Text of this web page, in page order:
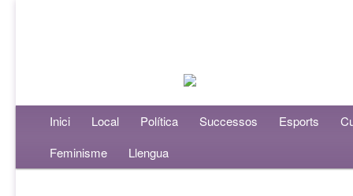
Menú principalAneu al contingut principal
Aneu al contingut secundari
Inici Local Política Successos Esports
Feminisme
Llengua